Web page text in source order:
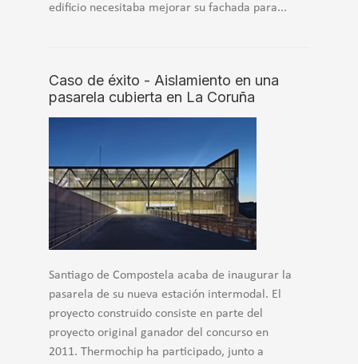
edificio necesitaba mejorar su fachada para...
Caso de éxito - Aislamiento en una
pasarela cubierta en La Coruña
Santiago de Compostela acaba de inaugurar la
pasarela de su nueva estación intermodal. El
proyecto construido consiste en parte del
proyecto original ganador del concurso en
2011. Thermochip ha participado, junto a